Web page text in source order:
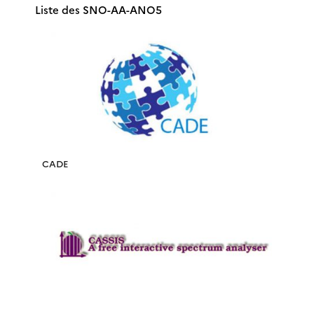
Liste des SNO-AA-ANO5
CADE